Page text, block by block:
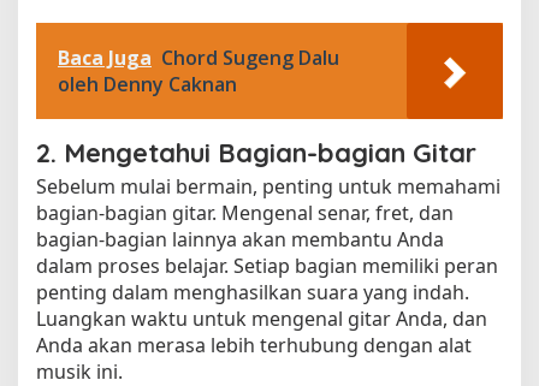
Baca Juga Chord Sugeng Dalu
oleh Denny Caknan
2. Mengetahui Bagian-bagian Gitar
Sebelum mulai bermain, penting untuk memahami
bagian-bagian gitar. Mengenal senar, fret, dan
bagian-bagian lainnya akan membantu Anda
dalam proses belajar. Setiap bagian memiliki peran
penting dalam menghasilkan suara yang indah.
Luangkan waktu untuk mengenal gitar Anda, dan
Anda akan merasa lebih terhubung dengan alat
musik ini.